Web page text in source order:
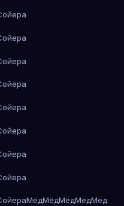
МёдМёдМёдМёдМёд